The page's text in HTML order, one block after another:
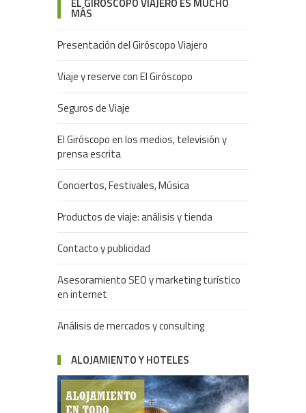
EL GIRÓSCOPO VIAJERO ES MUCHO
MÁS
Presentación del Giróscopo Viajero
Viaje y reserve con El Giróscopo
Seguros de Viaje
El Giróscopo en los medios, televisión y
prensa escrita
Conciertos, Festivales, Música
Productos de viaje: análisis y tienda
Contacto y publicidad
Asesoramiento SEO y marketing turístico
en internet
Análisis de mercados y consulting
ALOJAMIENTO Y HOTELES